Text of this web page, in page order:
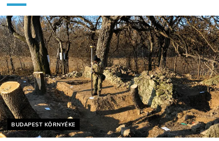
Helyszín címkék:
BUDAPEST KÖRNYÉKE